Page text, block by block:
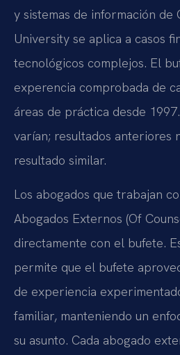
y sistemas de información de
University se aplica a casos
tecnológicos complejos. El
experencia comprobada de
áreas de práctica desde
varían; resultados anteriores
resultado similar.
Los abogados que trabajan
Abogados Externos (Of
directamente con el bufete.
permite que el bufete
de experiencia
familiar, manteniendo un
su asunto. Cada abogado